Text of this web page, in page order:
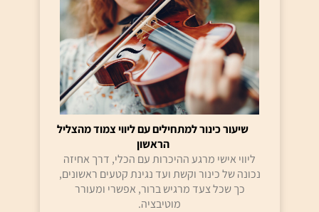
שיעור כינור למתחילים עם ליווי צמוד מהצליל
הראשון
ליווי אישי מרגע ההיכרות עם הכלי, דרך אחיזה
נכונה של כינור וקשת ועד נגינת קטעים ראשונים,
כך שכל צעד מרגיש ברור, אפשרי ומעורר
מוטיבציה.